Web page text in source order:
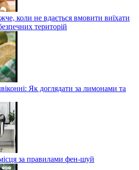
коли не вдається вмовити виїхати
територій
Як доглядати за лимонами та
за правилами фен-шуй